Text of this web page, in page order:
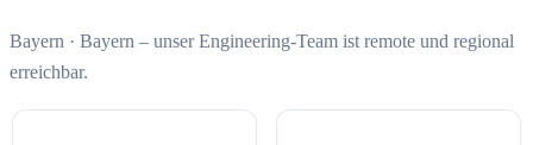
Bayern · Bayern – unser Engineering-Team ist remote und regional
erreichbar.